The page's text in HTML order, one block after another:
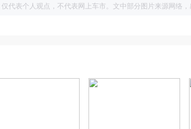
代表个人观点，不代表网上车市。文中部分图片来源网络，